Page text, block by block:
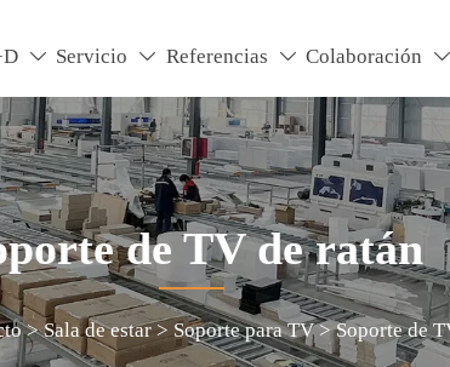
 Servicio  Referencias  Colaboración 
de TV de ratán
>Sala de estar>Soporte para TV>Soporte de